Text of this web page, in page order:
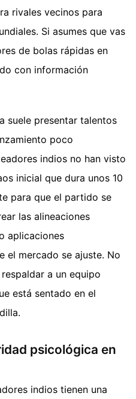
rivales vecinos para
Si asumes que vas
de bolas rápidas en
con información
suele presentar talentos
poco
indios no han visto
inicial que dura unos 10
para que el partido se
las alineaciones
aplicaciones
el mercado se ajuste. No
a un equipo
está sentado en el
psicológica en
indios tienen una